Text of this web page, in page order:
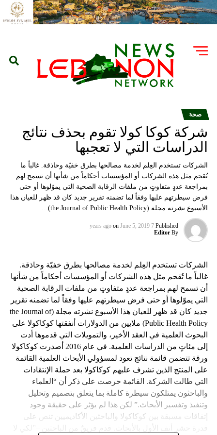
صحة
شركة كوكا كولا تقوم بحذف نتائج
الدراسات التي لا تعجبها
الشركات تستخدم العِلم لخدمة مصالحها بطرق خفيّة وحاذقة. غالباً ما
تُقحم مثل هذه الشركات أو المؤسسات أحكاماً من شأنها أن تسمح لهم
بمراجعة عددٍ متفاوتٍ من ملفات الرقابة الصحية التي يموّلوها أو حتى
فرض سيطرتهم عليها وفقاً لما تضمنه تقرير جديد كان قد ظهر للعيان هذا
الأسبوع نشرته مجلة (the Journal of Public Health Policy)…
Published
7 years ago
on June 5, 2019
By
Editor
الشركات تستخدم العِلم لخدمة مصالحها بطرق خفيّة وحاذقة.
غالباً ما تُقحم مثل هذه الشركات أو المؤسسات أحكاماً من شأنها
أن تسمح لهم بمراجعة عددٍ متفاوتٍ من ملفات الرقابة الصحية
التي يموّلوها أو حتى فرض سيطرتهم عليها وفقاً لما تضمنه تقرير
جديد كان قد ظهر للعيان هذا الأسبوع نشرته مجلة (the Journal of
Public Health Policy) ملايين من الدولارات أنفقتها كوكاكولا على
البحوث العلمية في العقد الأخير، والتمويلات التي قدموها أدت
إلى مئاتٍ من الدراسات العلمية. في عام 2016 أصدرت كوكاكولا
ورقة تتضمن قائمة نتائج تعود لمسؤولي الأبحاث العلمية القائمة
على المنتج الذين تشرف عليهم كوكاكولا بعد حملة الإنتقادات
التي طالت الشركة. القائمة حرصت على ذكر أن “العلماء
والباحثون يمتلكون سيطرة كاملة بما يتعلق بتصميم وتحليل
وتنفيذ وتفسير الأبحاث.” لكن هذا لم يؤثر على حقيقة وجود
إتفاقات مسبقة بين كوكاكولا والباحثين الأكاديميين تنص على